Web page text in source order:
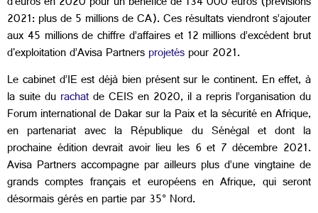
2021: plus de 5 millions de CA). Ces résultats viendront s’ajouter
aux 45 millions de chiffre d’affaires et 12 millions d’excédent brut
d'exploitation d’Avisa Partnersprojetéspour 2021.
Le cabinet d’IE est déjà bien présent sur le continent. En effet, à
la suite du rachatde CEIS en 2020, il a repris l’organisation du
Forum international de Dakar sur la Paix et la sécurité en Afrique,
en partenariat avec la République du Sénégal et dont la
prochaine édition devrait avoir lieu les 6 et 7 décembre 2021.
Avisa Partners accompagne par ailleurs plus d’une vingtaine de
grands comptes français et européens en Afrique, qui seront
désormais gérés en partie par 35° Nord.